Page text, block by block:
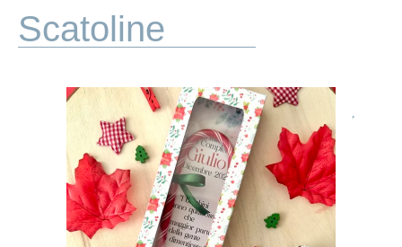
Scatoline